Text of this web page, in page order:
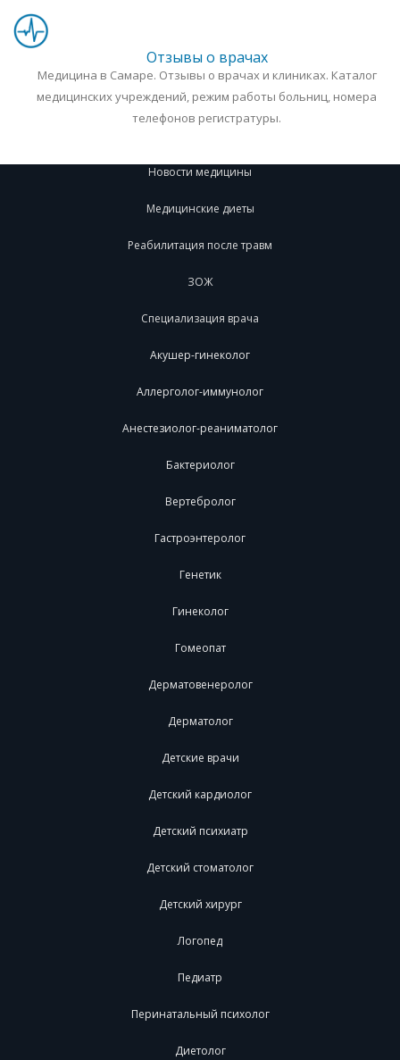
Отзывы о врачах
Медицина в Самаре. Отзывы о врачах и клиниках. Каталог
медицинских учреждений, режим работы больниц, номера
телефонов регистратуры.
Новости медицины
Медицинские диеты
Реабилитация после травм
ЗОЖ
Специализация врача
Акушер-гинеколог
Аллерголог-иммунолог
Анестезиолог-реаниматолог
Бактериолог
Вертебролог
Гастроэнтеролог
Генетик
Гинеколог
Гомеопат
Дерматовенеролог
Дерматолог
Детские врачи
Детский кардиолог
Детский психиатр
Детский стоматолог
Детский хирург
Логопед
Педиатр
Перинатальный психолог
Диетолог